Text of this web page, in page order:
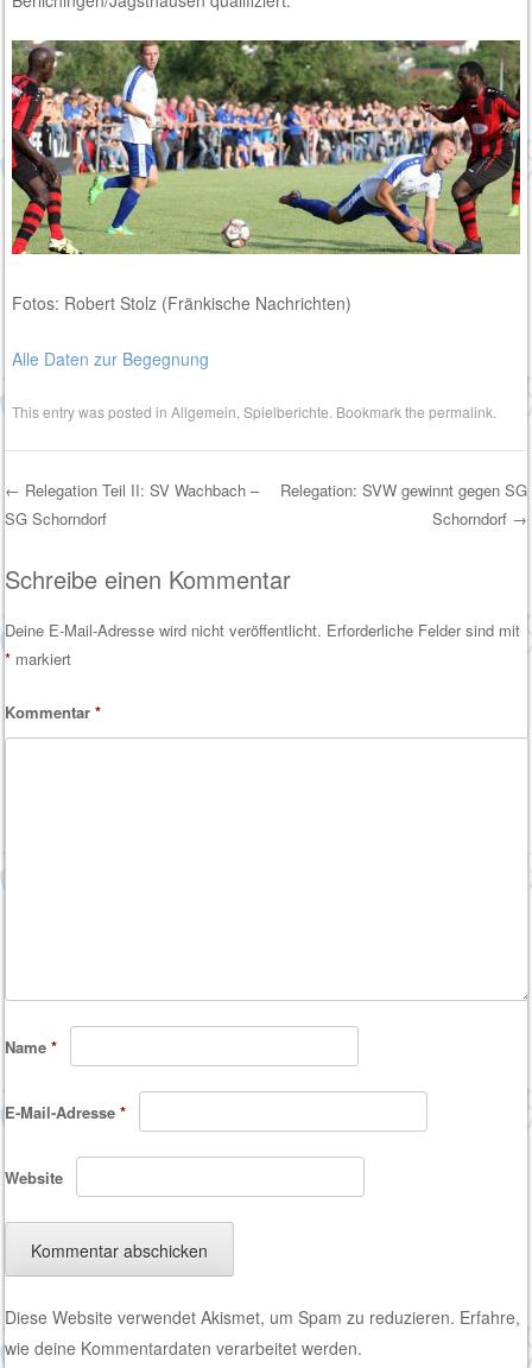
Fotos: Robert Stolz (Fränkische Nachrichten)
Alle Daten zur Begegnung
This entry was posted inAllgemein,Spielberichte. Bookmark thepermalink.
Post navigation
← Relegation Teil II: SV Wachbach –
SG Schorndorf
Relegation: SVW gewinnt gegen SG
Schorndorf →
Schreibe einen Kommentar
Deine E-Mail-Adresse wird nicht veröffentlicht. Erforderliche Felder sind mit
* markiert
Kommentar*
Name*
E-Mail-Adresse*
Website
Diese Website verwendet Akismet, um Spam zu reduzieren. Erfahre,
wie deine Kommentardaten verarbeitet werden.